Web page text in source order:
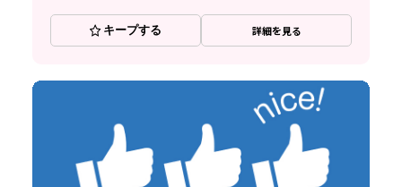
キープする 詳細を見る